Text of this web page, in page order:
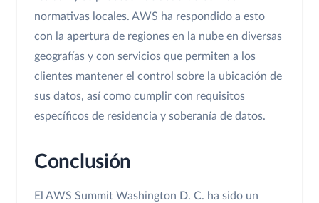
normativas locales. AWS ha respondido a esto
con la apertura de regiones en la nube en diversas
geografías y con servicios que permiten a los
clientes mantener el control sobre la ubicación de
sus datos, así como cumplir con requisitos
específicos de residencia y soberanía de datos.
Conclusión
El AWS Summit Washington D. C. ha sido un